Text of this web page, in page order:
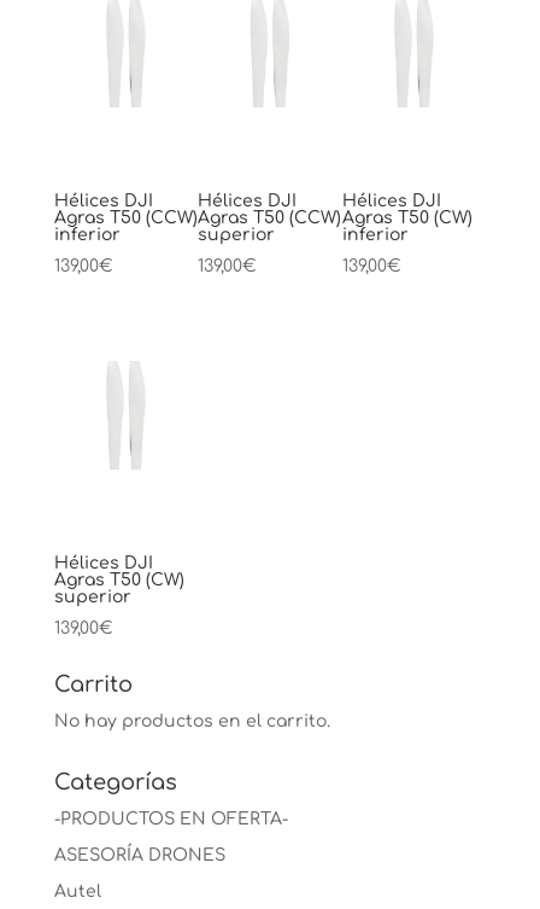
Hélices DJI
Agras T50 (CCW)
inferior
139,00€
Hélices DJI
Agras T50 (CCW)
superior
139,00€
Hélices DJI
Agras T50 (CW)
inferior
139,00€
Hélices DJI
Agras T50 (CW)
superior
139,00€
Carrito
No hay productos en el carrito.
Categorías
-PRODUCTOS EN OFERTA-
ASESORÍA DRONES
Autel